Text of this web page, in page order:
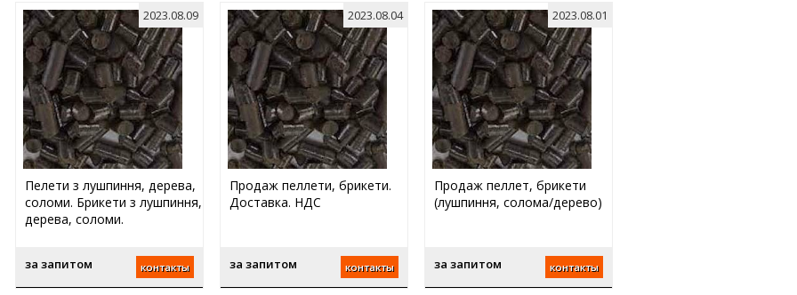
Пелети з лушпиння, дерева,
соломи. Брикети з лушпиння,
дерева, соломи.
за запитом контакты
2023.08.09
Продаж пеллети, брикети.
Доставка. НДС
за запитом контакты
2023.08.04
Продаж пеллет, брикети
(лушпиння, солома/дерево)
за запитом контакты
2023.08.01